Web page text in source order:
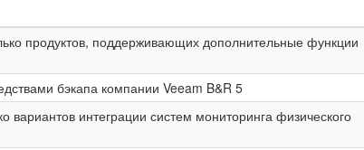
продуктов, поддерживающих дополнительные функции
бэкапа компании Veeam B&R 5
вариантов интеграции систем мониторинга физического